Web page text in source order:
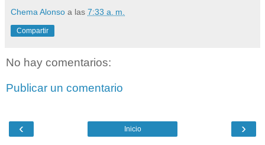
Chema Alonso a las 7:33 a. m.
Compartir
No hay comentarios:
Publicar un comentario
‹ ›
Inicio